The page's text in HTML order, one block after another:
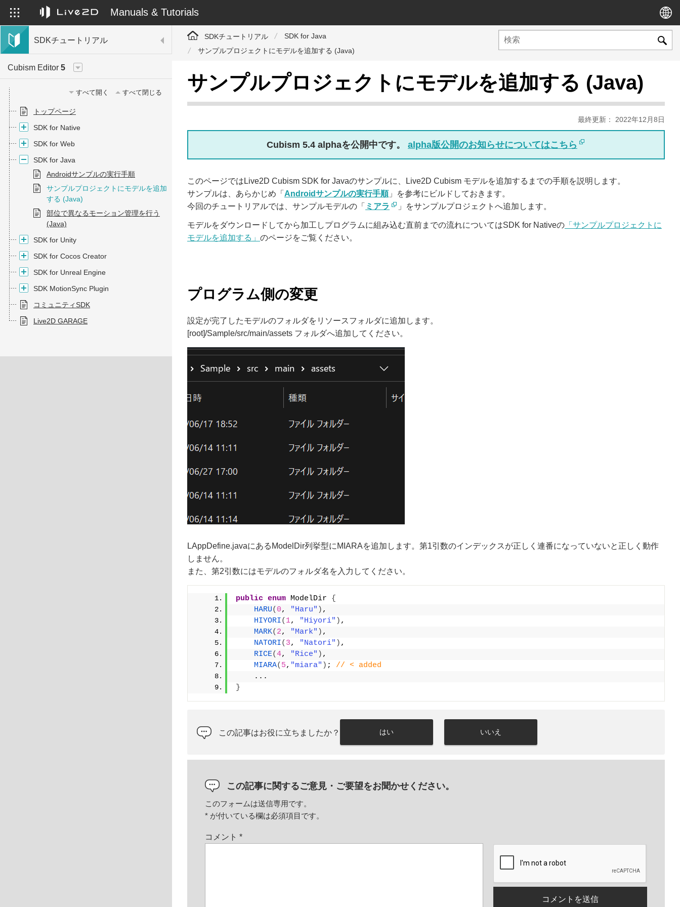
Manuals & Tutorials
SDKチュートリアル
Cubism Editor 5
すべて開く すべて閉じる
トップページ
SDK for Native
SDK for Web
SDK for Java
Androidサンプルの実行手順
サンプルプロジェクトにモデルを追加
する (Java)
部位で異なるモーション管理を行う
(Java)
SDK for Unity
SDK for Cocos Creator
SDK for Unreal Engine
SDK MotionSync Plugin
コミュニティSDK
Live2D GARAGE
SDKチュートリアル
SDK for Java
サンプルプロジェクトにモデルを追加する (Java)
サンプルプロジェクトにモデルを追加する (Java)
最終更新： 2022年12月8日
Cubism 5.4 alphaを公開中です。 alpha版公開のお知らせについてはこちら
このページではLive2D Cubism SDK for Javaのサンプルに、Live2D Cubism モデルを追加するまでの手順を説明します。
サンプルは、あらかじめ「 Androidサンプルの実行手順」を参考にビルドしておきます。
今回のチュートリアルでは、サンプルモデルの「 ミアラ 」をサンプルプロジェクトへ追加します。
モデルをダウンロードしてから加工しプログラムに組み込む直前までの流れについてはSDK for Nativeの 「サンプルプロジェクトに
モデルを追加する」 のページをご覧ください。
プログラム側の変更
設定が完了したモデルのフォルダをリソースフォルダに追加します。
[root]/Sample/src/main/assets フォルダへ追加してください。
LAppDefine.javaにあるModelDir列挙型にMIARAを追加します。第1引数のインデックスが正しく連番になっていないと正しく動作
しません。
また、第2引数にはモデルのフォルダ名を入力してください。
public enum ModelDir {
HARU( 0, "Haru" ) ,
HIYORI( 1, "Hiyori" ) ,
MARK( 2, "Mark" ) ,
NATORI( 3, "Natori" ) ,
RICE(4, "Rice" ) ,
MIARA( 5, "miara" ) ; // < added
    ...
}
この記事はお役に立ちましたか？ はい いいえ
この記事に関するご意見・ ご要望をお聞かせください。
このフォームは送信専用です。
* が付いている欄は必須項目です。
コメント *